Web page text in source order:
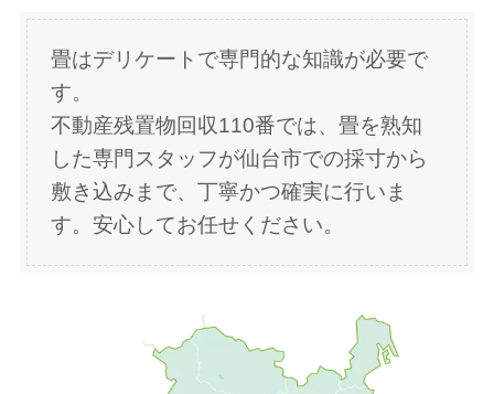
畳はデリケートで専門的な知識が必要で
す。
不動産残置物回収110番では、畳を熟知
した専門スタッフが仙台市での採寸から
敷き込みまで、丁寧かつ確実に行いま
す。安心してお任せください。